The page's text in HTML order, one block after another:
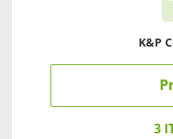
K&P
3